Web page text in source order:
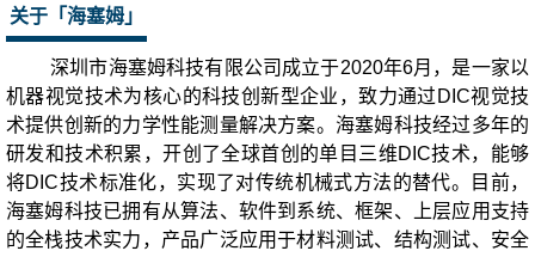
关于「海塞姆」
深圳市海塞姆科技有限公司成立于2020年6月，是一家以
机器视觉技术为核心的科技创新型企业，致力通过DIC视觉技
术提供创新的力学性能测量解决方案。海塞姆科技经过多年的
研发和技术积累，开创了全球首创的单目三维DIC技术，能够
将DIC技术标准化，实现了对传统机械式方法的替代。目前，
海塞姆科技已拥有从算法、软件到系统、框架、上层应用支持
的全栈技术实力，产品广泛应用于材料测试、结构测试、安全